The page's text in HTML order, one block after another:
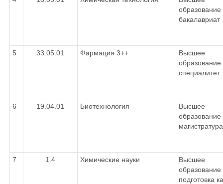
образование
бакалавриат
5 33.05.01 Фармация 3++
Высшее
образование
специалитет
6 19.04.01 Биотехнология
Высшее
образование
магистратура
7 1.4 Химические науки
Высшее
образование
подготовка